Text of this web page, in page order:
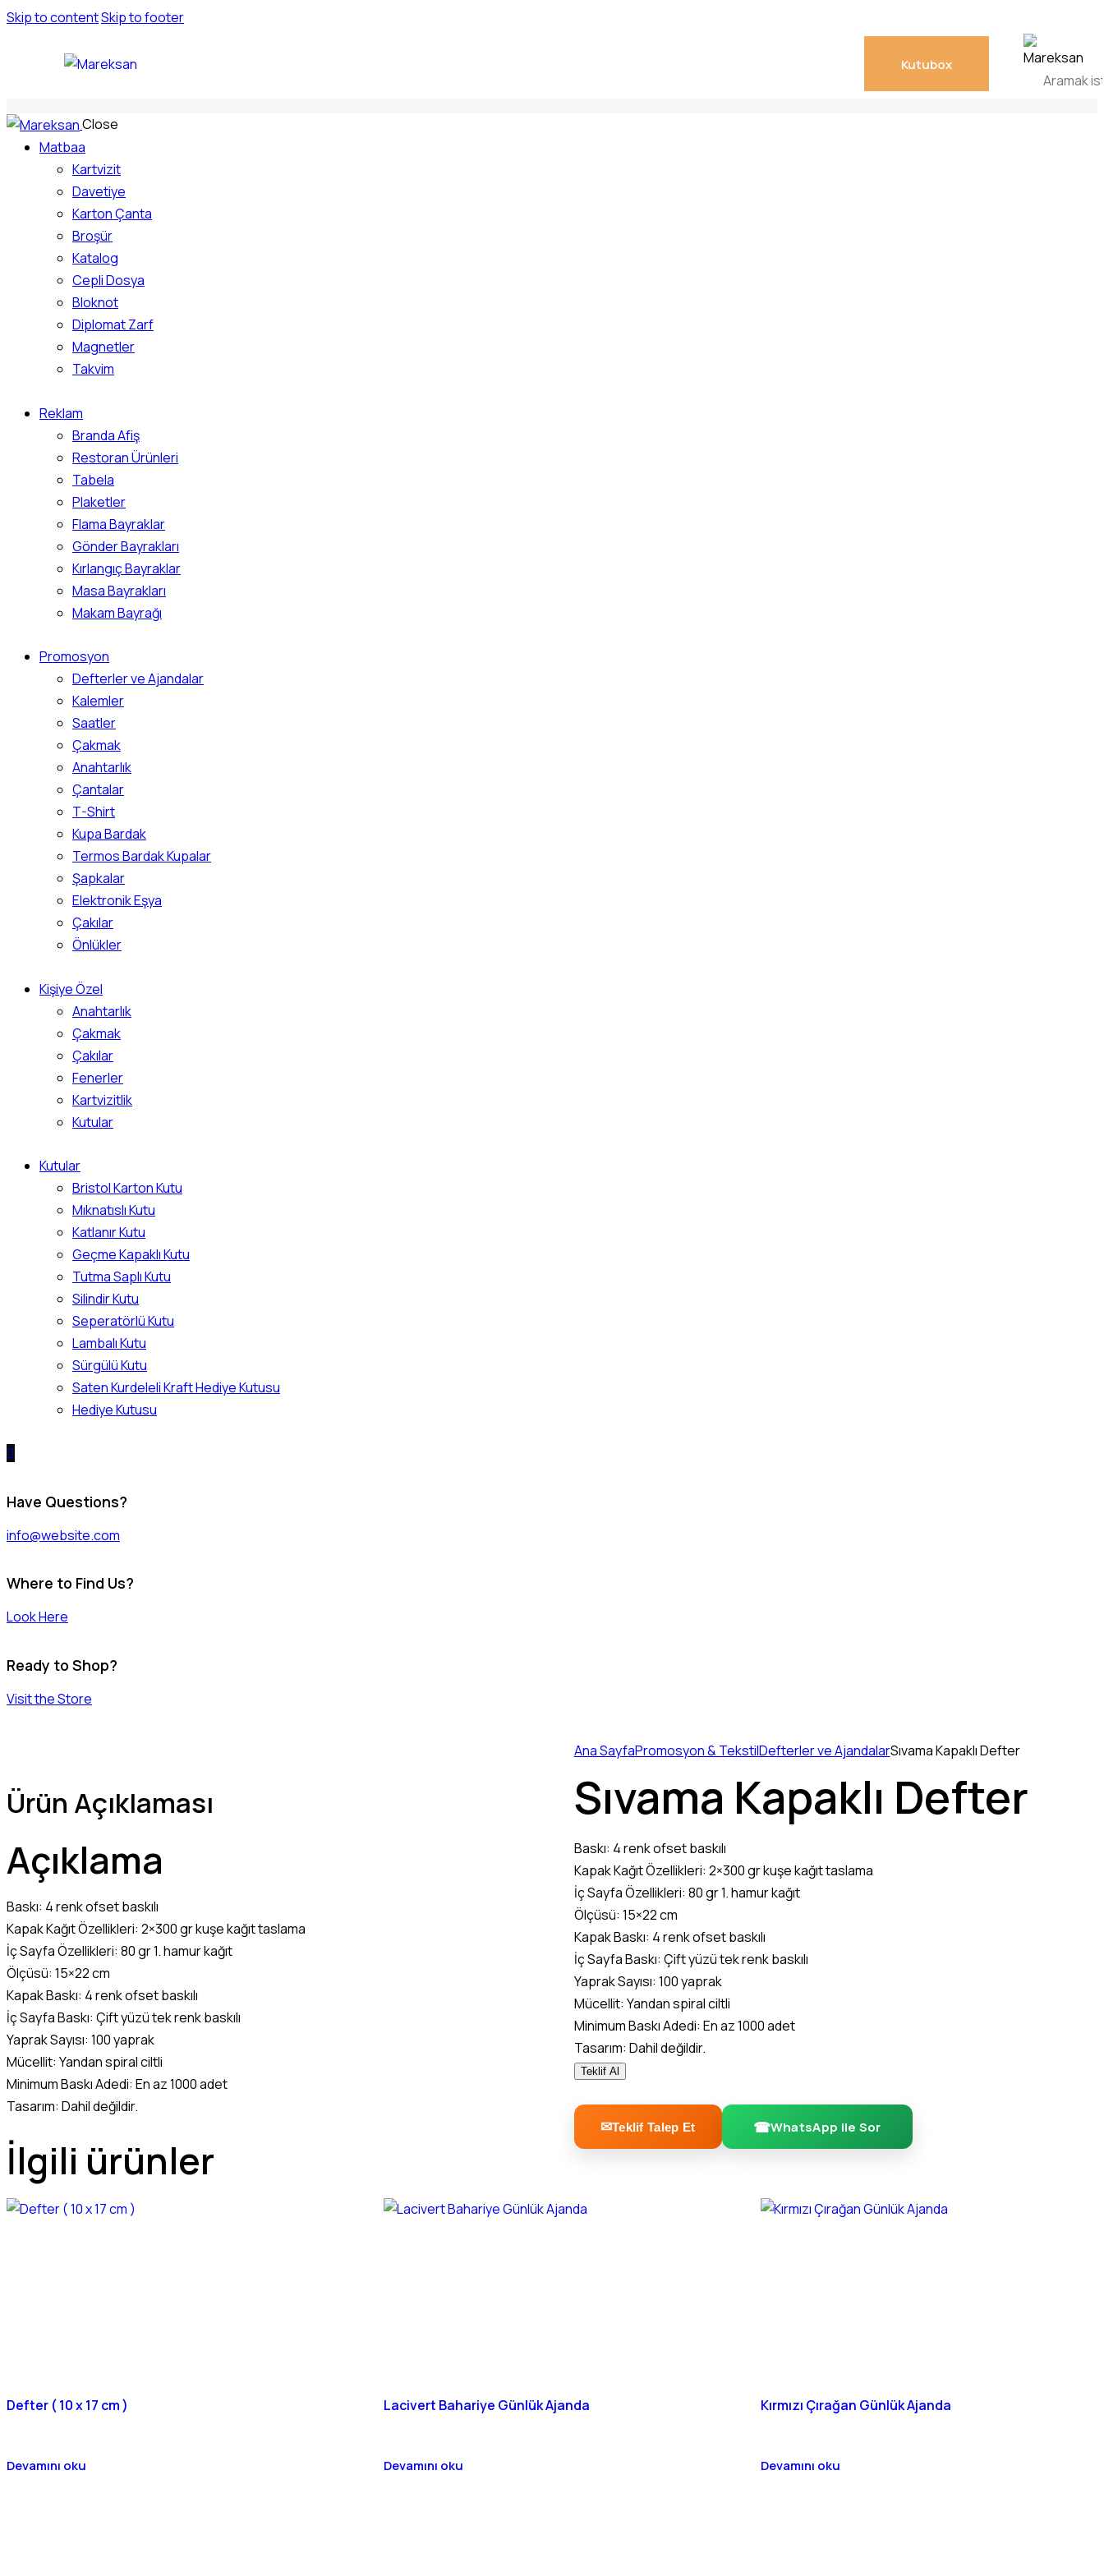
Skip to contentSkip to footer
Kutubox
Close
Matbaa
Kartvizit
Davetiye
Karton Çanta
Broşür
Katalog
Cepli Dosya
Bloknot
Diplomat Zarf
Magnetler
Takvim
Reklam
Branda Afiş
Restoran Ürünleri
Tabela
Plaketler
Flama Bayraklar
Gönder Bayrakları
Kırlangıç Bayraklar
Masa Bayrakları
Makam Bayrağı
Promosyon
Defterler ve Ajandalar
Kalemler
Saatler
Çakmak
Anahtarlık
Çantalar
T-Shirt
Kupa Bardak
Termos Bardak Kupalar
Şapkalar
Elektronik Eşya
Çakılar
Önlükler
Kişiye Özel
Anahtarlık
Çakmak
Çakılar
Fenerler
Kartvizitlik
Kutular
Kutular
Bristol Karton Kutu
Mıknatıslı Kutu
Katlanır Kutu
Geçme Kapaklı Kutu
Tutma Saplı Kutu
Silindir Kutu
Seperatörlü Kutu
Lambalı Kutu
Sürgülü Kutu
Saten Kurdeleli Kraft Hediye Kutusu
Hediye Kutusu
Have Questions?
info@website.com
Where to Find Us?
Look Here
Ready to Shop?
Visit the Store
Ana SayfaPromosyon & TekstilDefterler ve AjandalarSıvama Kapaklı Defter
Sıvama Kapaklı Defter
Baskı: 4 renk ofset baskılı
Kapak Kağıt Özellikleri: 2×300 gr kuşe kağıt taslama
İç Sayfa Özellikleri: 80 gr 1. hamur kağıt
Ölçüsü: 15×22 cm
Kapak Baskı: 4 renk ofset baskılı
İç Sayfa Baskı: Çift yüzü tek renk baskılı
Yaprak Sayısı: 100 yaprak
Mücellit: Yandan spiral ciltli
Minimum Baskı Adedi: En az 1000 adet
Tasarım: Dahil değildir.
Teklif Al
Teklif Talep Et WhatsApp ile Sor
Ürün Açıklaması
Açıklama
Baskı: 4 renk ofset baskılı
Kapak Kağıt Özellikleri: 2×300 gr kuşe kağıt taslama
İç Sayfa Özellikleri: 80 gr 1. hamur kağıt
Ölçüsü: 15×22 cm
Kapak Baskı: 4 renk ofset baskılı
İç Sayfa Baskı: Çift yüzü tek renk baskılı
Yaprak Sayısı: 100 yaprak
Mücellit: Yandan spiral ciltli
Minimum Baskı Adedi: En az 1000 adet
Tasarım: Dahil değildir.
İlgili ürünler
Defter ( 10 x 17 cm )
Devamını oku
Lacivert Bahariye Günlük Ajanda
Devamını oku
Kırmızı Çırağan Günlük Ajanda
Devamını oku